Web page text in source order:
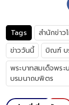
Tags สำนักข่าว
ข่าววันนี้
บิณฑ์ บ
พระบาทสมเด็จพร
บรมนาถบพิตร